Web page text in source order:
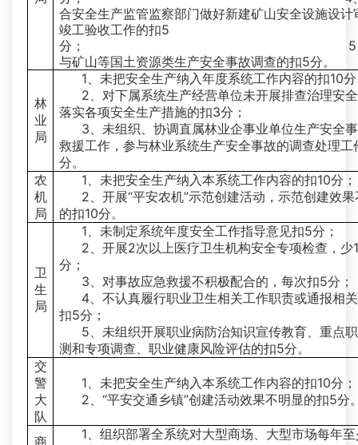
合安全生产监管监察部门做好新建矿山安全设施设计
竣工验收工作的扣5
分； 5、未
与矿山等国土资源类生产安全事故调查的扣5分。
林
业
局
1、未把安全生产纳入年度系统工作内容的扣10
2、对下属系统生产经营单位未开展排查治理安
落实各项安全生产措施的扣3分；
3、未组织、协调直属林业企事业单位生产安全
救援工作，参与林业系统生产安全事故的调查处理工
分。
农
机
局
1、未把安全生产纳入本系统工作内容的扣10分；
2、开展“平安农机”示范创建活动，示范创建效
的扣10分。
卫
生
局
1、未制定系统年度安全工作指导意见扣5分；
2、开展2次以上医疗卫生机构安全专项检查，少
分；
3、对事故应急救援不积极配合的，每次扣5分；
4、不认真履行职业卫生相关工作职责或通报相
扣5分；
5、未组织开展职业病防治知识宣传教育、重点
测和专项调查、职业健康风险评估的扣5分。
交
警
大
队
1、未把安全生产纳入本系统工作内容的扣10分；
2、“平安交通乡镇”创建活动效果不明显的扣5分
1、组织部署全系统对大型商场、大型市场每年